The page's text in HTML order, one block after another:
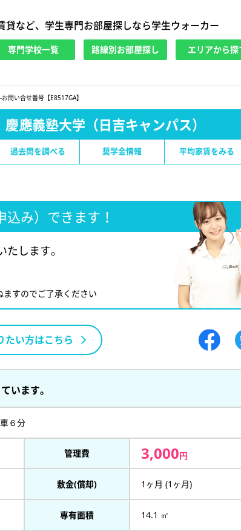
貸など、学生専門お部屋探しなら学生ウォーカー
専門学校一覧 路線別お部屋探し エリアから探
問い合せ番号【E8517GA】
慶應義塾大学（日吉キャンパス）
過去問を調べる 奨学金情報 平均家賃をみる
み）できます！
します。
すのでご了承ください
たい方はこちら
います。
６分
管理費 3,000円
敷金(償却) 1ヶ月 (1ヶ月)
専有面積 14.1 ㎡